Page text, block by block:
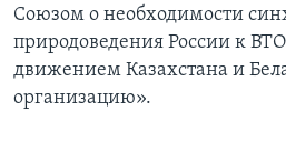
Союзом о необходимости
природоведения России к
движением Казахстана и
организацию».